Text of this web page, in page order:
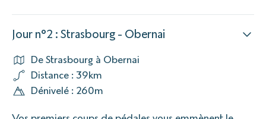
Jour n°2 : Strasbourg - Obernai
De Strasbourg à Obernai
Distance : 39km
Dénivelé : 260m